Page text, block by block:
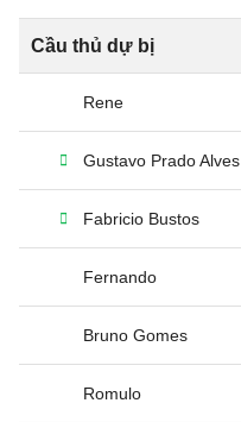
Cầu thủ dự bị
Rene
Gustavo Prado Alves
Fabricio Bustos
Fernando
Bruno Gomes
Romulo